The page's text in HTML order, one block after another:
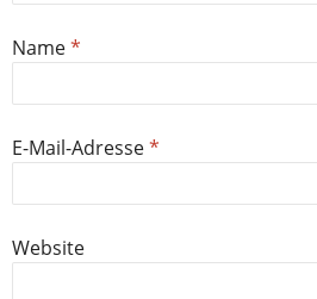
Name*
E-Mail-Adresse*
Website